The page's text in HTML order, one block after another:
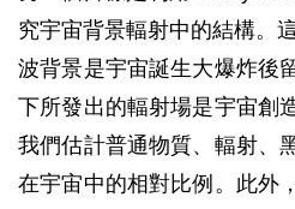
究宇宙背景輻射中的結構。
波背景是宇宙誕生大爆炸後
下所發出的輻射場是宇宙創
我們估計普通物質、輻射、
在宇宙中的相對比例。此外